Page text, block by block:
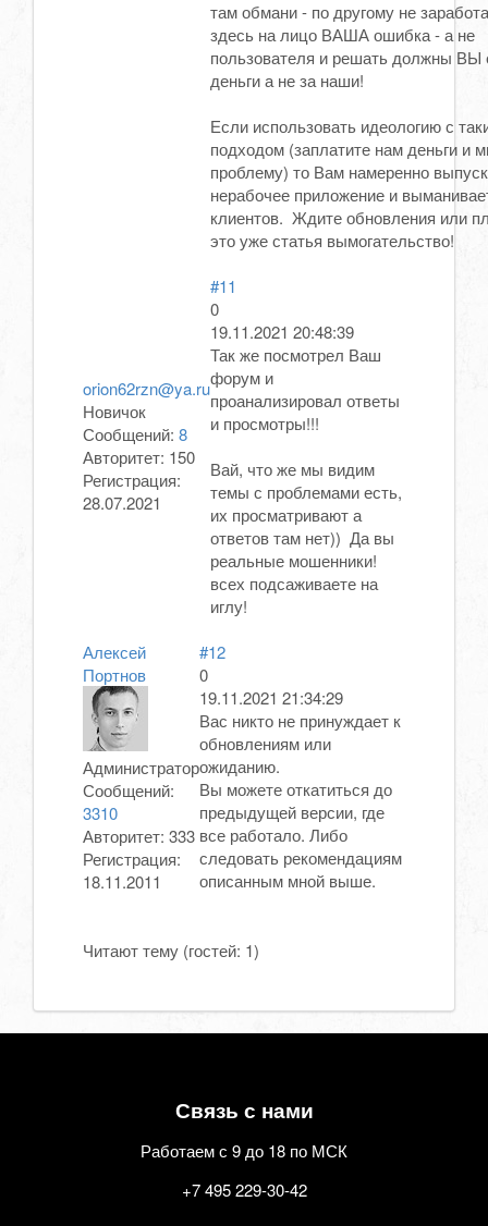
там обмани - по другому не
здесь на лицо ВАША ошибка - а не
пользователя и решать должны ВЫ
деньги а не за наши!
Если использовать идеологию с
подходом (заплатите нам деньги и
проблему) то Вам намеренно
нерабочее приложение и
клиентов. Ждите обновления или
это уже статья вымогательство!
orion62rzn@ya.ru
Новичок
Сообщений: 8
Авторитет: 150
Регистрация:
28.07.2021
#11
0
19.11.2021 20:48:39
Так же посмотрел Ваш
форум и
проанализировал ответы
и просмотры!!!
Вай, что же мы видим
темы с проблемами есть,
их просматривают а
ответов там нет)) Да вы
реальные мошенники!
всех подсаживаете на
иглу!
Алексей
Портнов
Администратор
Сообщений:
3310
Авторитет: 333
Регистрация:
18.11.2011
#12
0
19.11.2021 21:34:29
Вас никто не принуждает к
обновлениям или
ожиданию.
Вы можете откатиться до
предыдущей версии, где
все работало. Либо
следовать рекомендациям
описанным мной выше.
Читают тему (гостей: 1)
Связь с нами
Работаем с 9 до 18 по МСК
+7 495 229-30-42